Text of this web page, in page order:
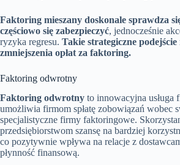
Faktoring mieszany doskonale sprawdza
częściowo się zabezpieczyć, jednocześnie
ryzyka regresu. Takie strategiczne
zmniejszenia opłat za faktoring.
Faktoring odwrotny
Faktoring odwrotny to innowacyjna usługa
umożliwia firmom spłatę zobowiązań wobec
specjalistyczne firmy faktoringowe.
przedsiębiorstwom szansę na bardziej
co pozytywnie wpływa na relacje z
płynność finansową.